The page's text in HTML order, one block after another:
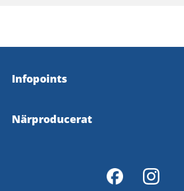
Infopoints
Turistinformation och Infopoints
Närproducerat